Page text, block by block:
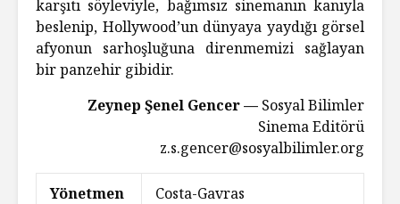
karşıtı söyleviyle, bağımsız sinemanın kanıyla
beslenip, Hollywood’un dünyaya yaydığı görsel
afyonun sarhoşluğuna direnmemizi sağlayan
bir panzehir gibidir.
Zeynep Şenel Gencer — Sosyal Bilimler
Sinema Editörü
z.s.gencer@sosyalbilimler.org
Yönetmen Costa-Gavras